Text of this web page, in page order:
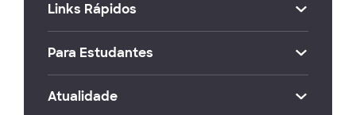
Links Rápidos
Para Estudantes
Atualidade